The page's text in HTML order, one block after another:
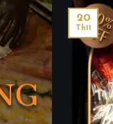
20
Th11